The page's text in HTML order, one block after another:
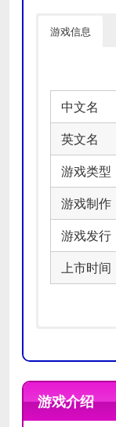
游戏信息
中文名
英文名
游戏类型
游戏制作
游戏发行
上市时间
处理器
处理器
游戏介绍